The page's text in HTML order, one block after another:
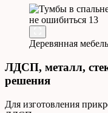
Деревянная
ЛДСП, металл,
решения
Для изготовления